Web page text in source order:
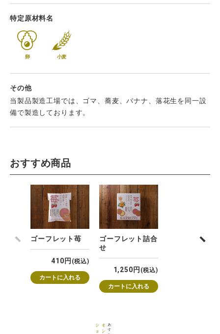
特定原材料名
卵 小麦
その他
当製品製造工場では、ゴマ、蕎麦、バナナ、落花生を同一設
備で製造しております。
おすすめ商品
ゴーフレット苺
410 税込
カートに入れる
ゴーフレット詰合
せ
1,250 税込
カートに入れる